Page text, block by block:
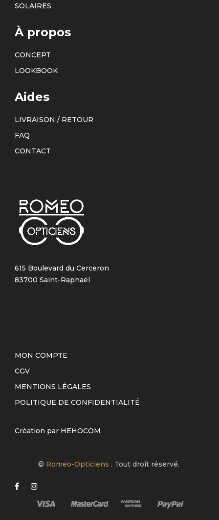
SOLAIRES
À propos
CONCEPT
LOOKBOOK
Aides
LIVRAISON / RETOUR
FAQ
CONTACT
615 Boulevard du Cerceron
83700 Saint-Raphaël
MON COMPTE
CGV
MENTIONS LÉGALES
POLITIQUE DE CONFIDENTIALITÉ
Création par HEHOCOM
© Romeo-Opticiens . Tout droit réservé.